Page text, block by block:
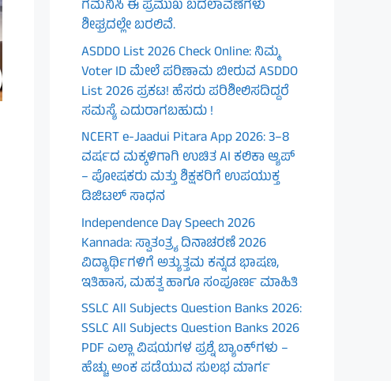
ಗಮನಿಸಿ ಈ ಪ್ರಮುಖ ಬದಲಾವಣೆಗಳು
ಶೀಘ್ರದಲ್ಲೇ ಬರಲಿವೆ.
ASDDO List 2026 Check Online: ನಿಮ್ಮ
Voter ID ಮೇಲೆ ಪರಿಣಾಮ ಬೀರುವ ASDDO
List 2026 ಪ್ರಕಟ! ಹೆಸರು ಪರಿಶೀಲಿಸದಿದ್ದರೆ
ಸಮಸ್ಯೆ ಎದುರಾಗಬಹುದು !
NCERT e-Jaadui Pitara App 2026: 3–8
ವರ್ಷದ ಮಕ್ಕಳಿಗಾಗಿ ಉಚಿತ AI ಕಲಿಕಾ ಆ್ಯಪ್
– ಪೋಷಕರು ಮತ್ತು ಶಿಕ್ಷಕರಿಗೆ ಉಪಯುಕ್ತ
ಡಿಜಿಟಲ್ ಸಾಧನ
Independence Day Speech 2026
Kannada: ಸ್ವಾತಂತ್ರ್ಯ ದಿನಾಚರಣೆ 2026
ವಿದ್ಯಾರ್ಥಿಗಳಿಗೆ ಅತ್ಯುತ್ತಮ ಕನ್ನಡ ಭಾಷಣ,
ಇತಿಹಾಸ, ಮಹತ್ವ ಹಾಗೂ ಸಂಪೂರ್ಣ ಮಾಹಿತಿ
SSLC All Subjects Question Banks 2026:
SSLC All Subjects Question Banks 2026
PDF ಎಲ್ಲಾ ವಿಷಯಗಳ ಪ್ರಶ್ನೆ ಬ್ಯಾಂಕ್‌ಗಳು –
ಹೆಚ್ಚು ಅಂಕ ಪಡೆಯುವ ಸುಲಭ ಮಾರ್ಗ